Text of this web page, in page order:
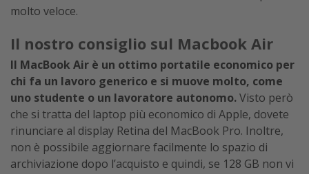
molto veloce.
Il nostro consiglio sul Macbook Air
Il MacBook Air è un ottimo portatile economico per
chi fa un lavoro generico e si muove molto, come
uno studente o un lavoratore autonomo.Visto però
che si tratta del laptop più economico di Apple, dovete
rinunciare al display Retina del MacBook Pro. Inoltre,
non è possibile aggiornare facilmente lo spazio di
archiviazione dopo l’acquisto e quindi, se 128 GB non vi